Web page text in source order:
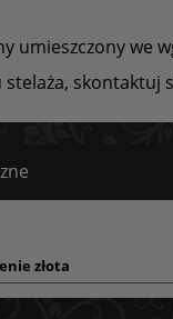
umieszczony we
skontaktuj
złota